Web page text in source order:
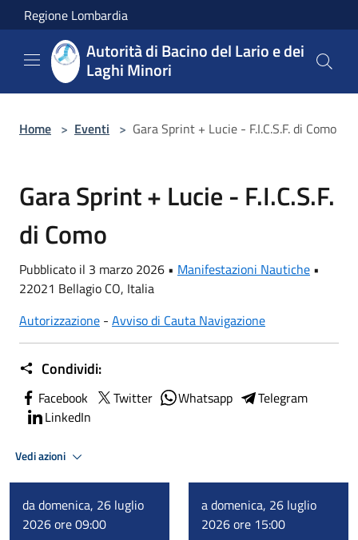
Salta al contenuto principale
Regione Lombardia
Autorità di Bacino del Lario e dei
Laghi Minori
Home > Eventi > Gara Sprint + Lucie - F.I.C.S.F. di Como
Gara Sprint + Lucie - F.I.C.S.F.
di Como
Pubblicato il 3 marzo 2026 • Manifestazioni Nautiche •
22021 Bellagio CO, Italia
Autorizzazione - Avviso di Cauta Navigazione
Condividi:
Facebook Twitter Whatsapp
Telegram
LinkedIn
Vedi azioni
da domenica, 26 luglio
2026 ore 09:00
a domenica, 26 luglio
2026 ore 15:00